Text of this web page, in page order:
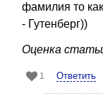
фамилия то
- Гутенберг))
Оценка
1 Ответить